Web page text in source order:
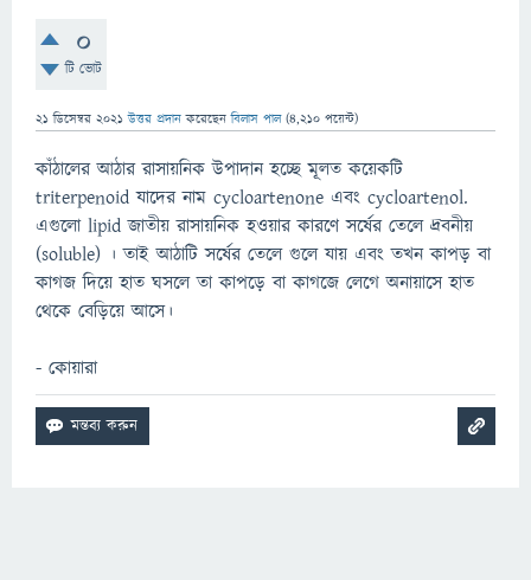
0
টি ভোট
21 ডিসেম্বর 2021 উত্তর প্রদান করেছেনবিলাস পাল (4,210 পয়েন্ট)
কাঁঠালের আঠার রাসায়নিক উপাদান হচ্ছে মূলত কয়েকটি
triterpenoid যাদের নাম cycloartenone এবং cycloartenol.
এগুলো lipid জাতীয় রাসায়নিক হওয়ার কারণে সর্ষের তেলে দ্রবনীয়
(soluble) । তাই আঠাটি সর্ষের তেলে গুলে যায় এবং তখন কাপড় বা
কাগজ দিয়ে হাত ঘসলে তা কাপড়ে বা কাগজে লেগে অনায়াসে হাত
থেকে বেড়িয়ে আসে।
- কোয়ারা